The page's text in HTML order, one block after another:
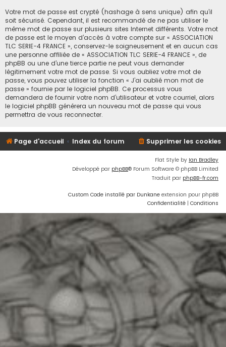
Votre mot de passe est crypté (hashage à sens unique) afin qu’il
soit sécurisé. Cependant, il est recommandé de ne pas utiliser le
même mot de passe sur plusieurs sites Internet différents. Votre mot
de passe est le moyen d’accès à votre compte sur « ASSOCIATION
TLC SERIE-4 FRANCE », conservez-le soigneusement et en aucun cas
une personne affiliée de « ASSOCIATION TLC SERIE-4 FRANCE », de
phpBB ou une d’une tierce partie ne peut vous demander
légitimement votre mot de passe. Si vous oubliez votre mot de
passe, vous pouvez utiliser la fonction « J’ai oublié mon mot de
passe » fournie par le logiciel phpBB. Ce processus vous
demandera de fournir votre nom d’utilisateur et votre courriel, alors
le logiciel phpBB générera un nouveau mot de passe qui vous
permettra de vous reconnecter.
Page d'accueil Index du forum Supprimer les cookies
Flat Style by Ian Bradley
Développé par phpBB® Forum Software © phpBB Limited
Traduit par phpBB-fr.com
Custom Code installé par Dunkane extension pour phpBB
Confidentialité | Conditions